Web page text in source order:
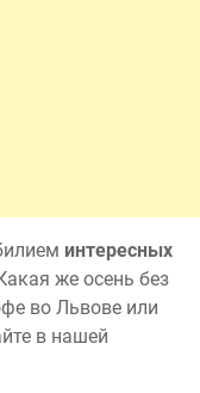
интересных
же осень без
во Львове или
в нашей